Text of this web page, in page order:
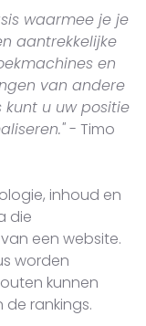
waarmee je je
aantrekkelijke
en
van andere
kunt u uw positie
- Timo
inhoud en
die
een website.
worden
kunnen
rankings.